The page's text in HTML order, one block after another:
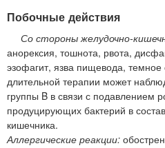
Побочные действия
Со стороны желудочно-
анорексия, тошнота, рвота,
эзофагит, язва пищевода,
длительной терапии может
группы B в связи с подавлением
продуцирующих бактерий в
кишечника.
Аллергические реакции: